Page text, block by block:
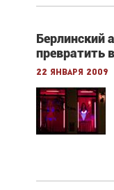
Берлинский
превратить
22 января 2009